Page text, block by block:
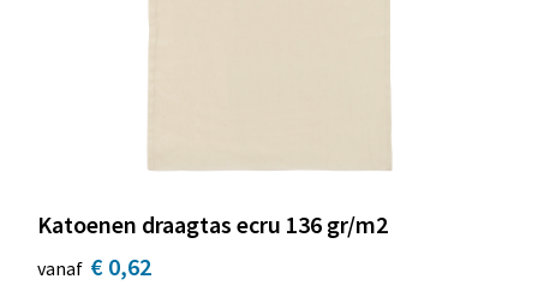
Katoenen draagtas ecru 136 gr/m2
vanaf € 0,62